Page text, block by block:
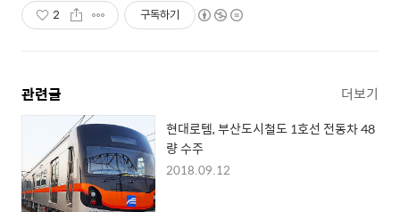
2 구독하기
관련글 더보기
현대로템, 부산도시철도 1호선 전동차 48
량 수주
2018.09.12